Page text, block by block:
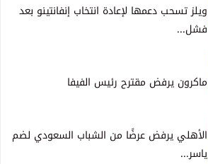
ويلز تسحب دعمها لإعادة انتخاب إنفانتينو بعد
فشل...
ماكرون يرفض مقترح رئيس الفيفا
الأهلي يرفض عرضًا من الشباب السعودي لضم
ياسر...